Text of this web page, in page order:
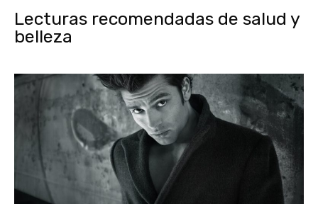
Lecturas recomendadas de salud y
belleza